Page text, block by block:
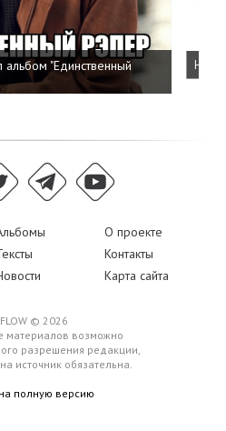
"Единственный
О проекте
Контакты
Карта сайта
© 2026
материалов возможно
разрешения редакции,
источник обязательна.
полную версию